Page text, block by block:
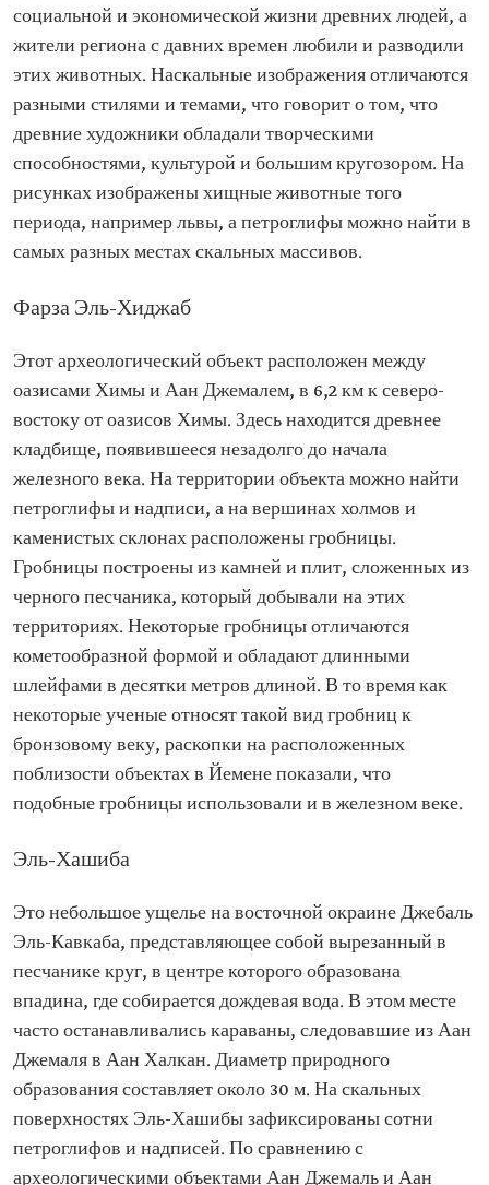
социальной и экономической жизни древних людей, а
жители региона с давних времен любили и разводили
этих животных. Наскальные изображения отличаются
разными стилями и темами, что говорит о том, что
древние художники обладали творческими
способностями, культурой и большим кругозором. На
рисунках изображены хищные животные того
периода, например львы, а петроглифы можно найти в
самых разных местах скальных массивов.
Фарза Эль-Хиджаб
Этот археологический объект расположен между
оазисами Химы и Аан Джемалем, в 6,2 км к северо-
востоку от оазисов Химы. Здесь находится древнее
кладбище, появившееся незадолго до начала
железного века. На территории объекта можно найти
петроглифы и надписи, а на вершинах холмов и
каменистых склонах расположены гробницы.
Гробницы построены из камней и плит, сложенных из
черного песчаника, который добывали на этих
территориях. Некоторые гробницы отличаются
кометообразной формой и обладают длинными
шлейфами в десятки метров длиной. В то время как
некоторые ученые относят такой вид гробниц к
бронзовому веку, раскопки на расположенных
поблизости объектах в Йемене показали, что
подобные гробницы использовали и в железном веке.
Эль-Хашиба
Это небольшое ущелье на восточной окраине Джебаль
Эль-Кавкаба, представляющее собой вырезанный в
песчанике круг, в центре которого образована
впадина, где собирается дождевая вода. В этом месте
часто останавливались караваны, следовавшие из Аан
Джемаля в Аан Халкан. Диаметр природного
образования составляет около 30 м. На скальных
поверхностях Эль-Хашибы зафиксированы сотни
петроглифов и надписей. По сравнению с
археологическими объектами Аан Джемаль и Аан